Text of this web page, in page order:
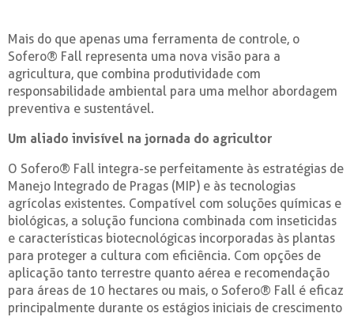
Mais do que apenas uma ferramenta de controle, o
Sofero® Fall representa uma nova visão para a
agricultura, que combina produtividade com
responsabilidade ambiental para uma melhor abordagem
preventiva e sustentável.
Um aliado invisível na jornada do agricultor
O Sofero® Fall integra-se perfeitamente às estratégias de
Manejo Integrado de Pragas (MIP) e às tecnologias
agrícolas existentes. Compatível com soluções químicas e
biológicas, a solução funciona combinada com inseticidas
e características biotecnológicas incorporadas às plantas
para proteger a cultura com eficiência. Com opções de
aplicação tanto terrestre quanto aérea e recomendação
para áreas de 10 hectares ou mais, o Sofero® Fall é eficaz
principalmente durante os estágios iniciais de crescimento